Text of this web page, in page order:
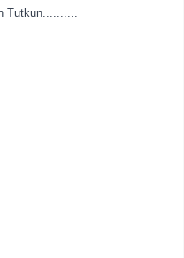
Tutkun..........